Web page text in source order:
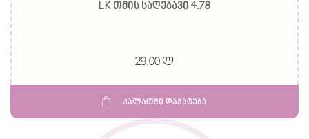
LK თმის საღებავი 4.78
29.00 ლ
კალათში დამატება